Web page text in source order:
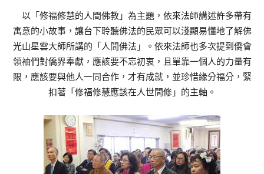
以「修福修慧的人間佛教」為主題，依來法師講述許多帶有
寓意的小故事，讓台下聆聽佛法的民眾可以淺顯易懂地了解佛
光山星雲大師所講的「人間佛法」。依來法師也多次提到僑會
領袖們對僑界奉獻，應該要不忘初衷，且單靠一個人的力量有
限，應該要與他人一同合作，才有成就，並珍惜緣分福分，緊
扣著「修福修慧應該在人世間修」的主軸。